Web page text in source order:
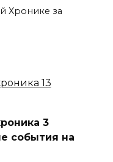
Хронике за
3
события на